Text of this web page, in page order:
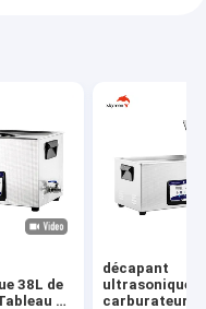
38L de
de
décapant
ultrasonique
carburateur